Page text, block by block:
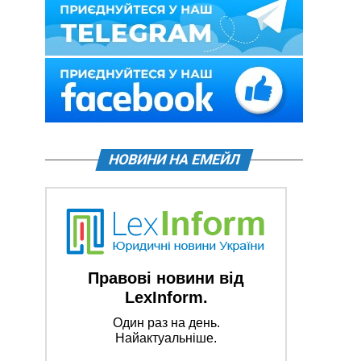
НОВИНИ НА ЕМЕЙЛ
Правові новини від
LexInform.
Один раз на день.
Найактуальніше.